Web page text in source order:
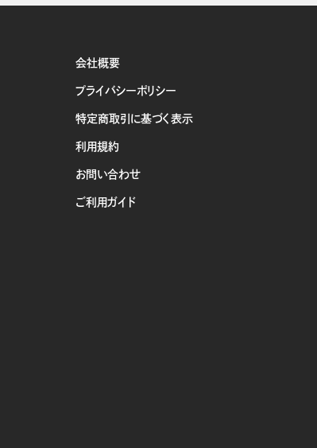
会社概要
プライバシーポリシー
特定商取引に基づく表示
利用規約
お問い合わせ
ご利用ガイド